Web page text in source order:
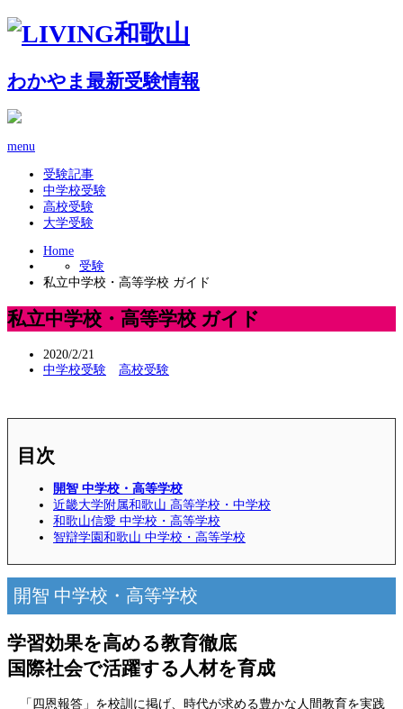
わかやま最新受験情報
menu
受験記事
中学校受験
高校受験
大学受験
Home
受験
私立中学校・高等学校 ガイド
私立中学校・高等学校 ガイド
2020/2/21
中学校受験
高校受験
目次
開智 中学校・高等学校
近畿大学附属和歌山 高等学校・中学校
和歌山信愛 中学校・高等学校
智辯学園和歌山 中学校・高等学校
開智 中学校・高等学校
学習効果を高める教育徹底
国際社会で活躍する人材を育成
「四恩報答」を校訓に掲げ、時代が求める豊かな人間教育を実践